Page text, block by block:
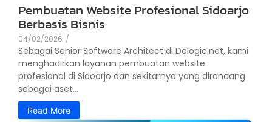
Pembuatan Website Profesional Sidoarjo
Berbasis Bisnis
04/02/2026 /
Sebagai Senior Software Architect di Delogic.net, kami
menghadirkan layanan pembuatan website
profesional di Sidoarjo dan sekitarnya yang dirancang
sebagai aset...
Read More